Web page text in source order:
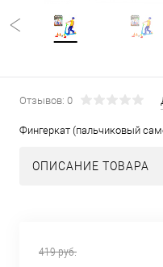
Отзывов: 0
Фингеркат (пальчиковый
ОПИСАНИЕ ТОВАРА
419 руб.